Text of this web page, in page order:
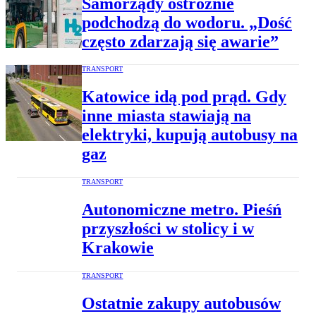
podchodzą do wodoru. „Dość
często zdarzają się awarie”
TRANSPORT
Katowice idą pod prąd. Gdy
inne miasta stawiają na
elektryki, kupują autobusy na
gaz
TRANSPORT
Autonomiczne metro. Pieśń
przyszłości w stolicy i w
Krakowie
TRANSPORT
Ostatnie zakupy autobusów